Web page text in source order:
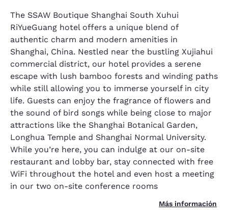
The SSAW Boutique Shanghai South Xuhui
RiYueGuang hotel offers a unique blend of
authentic charm and modern amenities in
Shanghai, China. Nestled near the bustling Xujiahui
commercial district, our hotel provides a serene
escape with lush bamboo forests and winding paths
while still allowing you to immerse yourself in city
life. Guests can enjoy the fragrance of flowers and
the sound of bird songs while being close to major
attractions like the Shanghai Botanical Garden,
Longhua Temple and Shanghai Normal University.
While you’re here, you can indulge at our on-site
restaurant and lobby bar, stay connected with free
WiFi throughout the hotel and even host a meeting
in our two on-site conference rooms
Más información